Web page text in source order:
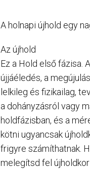
A holnapi újhold egy
Az újhold
Ez a Hold első fázisa.
újjáéledés, a
lelkileg és fizikailag,
a dohányzásról vagy
holdfázisban, és a
kötni ugyancsak
frigyre számíthatnak.
melegítsd fel